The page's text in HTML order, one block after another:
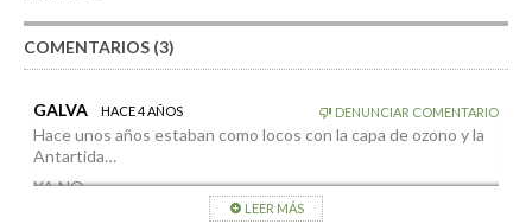
COMENTARIOS (3)
GALVA HACE 4 AÑOS DENUNCIAR COMENTARIO
Hace unos años estaban como locos con la capa de ozono y la
Antartida…
YA NO….
LEER MÁS